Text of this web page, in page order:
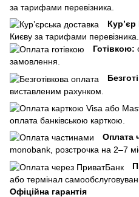
за тарифами перевізника.
Києву за тарифами перевізника.
Готівкою:
замовлення.
виставленим рахунком.
оплата банківською карткою.
Оплата
monobank, розстрочка на 2–7
або термінал
Офіційна гарантія